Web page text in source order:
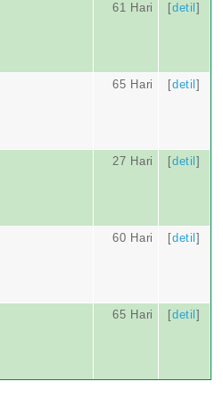
61 Hari [detil]
65 Hari [detil]
27 Hari [detil]
60 Hari [detil]
65 Hari [detil]